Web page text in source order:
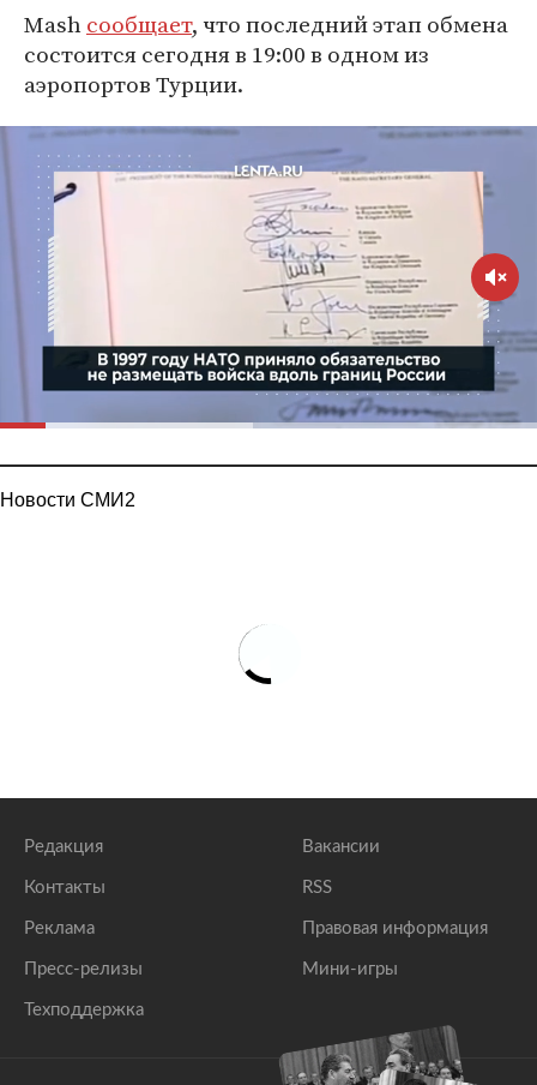
Mashсообщает, что последний этап обмена
состоится сегодня в 19:00 в одном из
аэропортов Турции.
Новости СМИ2
Редакция
Контакты
Реклама
Пресс-релизы
Техподдержка
Вакансии
RSS
Правовая информация
Мини-игры